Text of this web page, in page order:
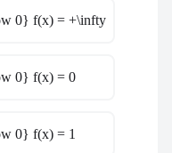
0} f(x) = +\infty
0} f(x) = 0
0} f(x) = 1